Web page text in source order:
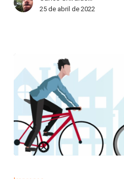
e
25 de abril de 2022
quando